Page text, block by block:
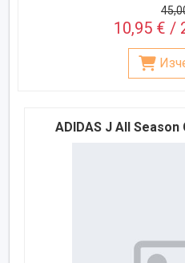
10,95 € /
ADIDAS J All